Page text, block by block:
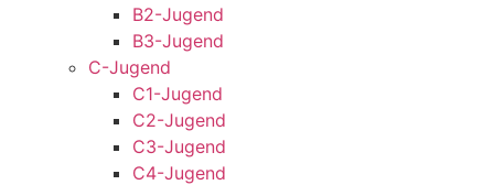
B2-Jugend
B3-Jugend
C-Jugend
C1-Jugend
C2-Jugend
C3-Jugend
C4-Jugend